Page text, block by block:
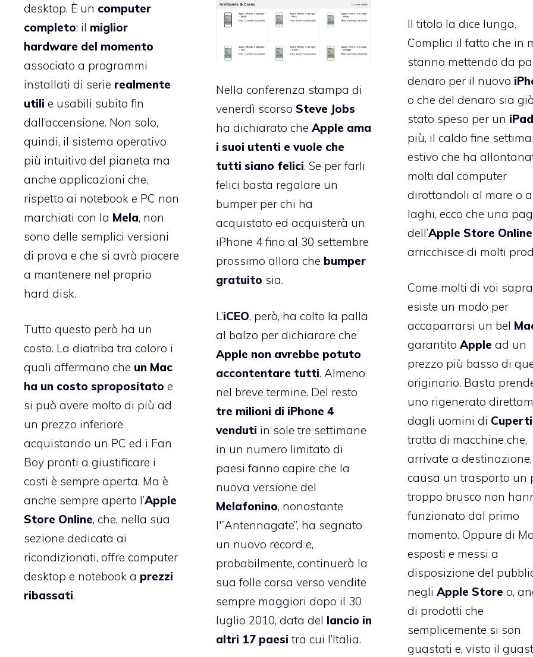
desktop. È un computer
completo: il miglior
hardware del momento
associato a programmi
installati di serie realmente
utili e usabili subito fin
dall’accensione. Non solo,
quindi, il sistema operativo
più intuitivo del pianeta ma
anche applicazioni che,
rispetto ai notebook e PC non
marchiati con la Mela, non
sono delle semplici versioni
di prova e che si avrà piacere
a mantenere nel proprio
hard disk.
Tutto questo però ha un
costo. La diatriba tra coloro i
quali affermano che un Mac
ha un costo spropositato e
si può avere molto di più ad
un prezzo inferiore
acquistando un PC ed i Fan
Boy pronti a giustificare i
costi è sempre aperta. Ma è
anche sempre aperto l’Apple
Store Online, che, nella sua
sezione dedicata ai
ricondizionati, offre computer
desktop e notebook a prezzi
ribassati.
Nella conferenza stampa di
venerdì scorso Steve Jobs
ha dichiarato che Apple ama
i suoi utenti e vuole che
tutti siano felici. Se per farli
felici basta regalare un
bumper per chi ha
acquistato ed acquisterà un
iPhone 4 fino al 30 settembre
prossimo allora che bumper
gratuito sia.
L’iCEO, però, ha colto la palla
al balzo per dichiarare che
Apple non avrebbe potuto
accontentare tutti. Almeno
nel breve termine. Del resto
tre milioni di iPhone 4
venduti in sole tre settimane
in un numero limitato di
paesi fanno capire che la
nuova versione del
Melafonino, nonostante
l'”Antennagate”, ha segnato
un nuovo record e,
probabilmente, continuerà la
sua folle corsa verso vendite
sempre maggiori dopo il 30
luglio 2010, data del lancio in
altri 17 paesi tra cui l’Italia.
Il titolo la dice lunga.
Complici il fatto che in
stanno mettendo da
denaro per il nuovo
o che del denaro sia
stato speso per un
più, il caldo fine
estivo che ha
molti dal computer
dirottandoli al mare o
laghi, ecco che una
dell’Apple Store Online
arricchisce di molti
Come molti di voi
esiste un modo per
accaparrarsi un bel
garantitoApple ad un
prezzo più basso di
originario. Basta
uno rigenerato
dagli uomini di
tratta di macchine che,
arrivate a
causa un trasporto un
troppo brusco non
funzionato dal primo
momento. Oppure di
esposti e messi a
disposizione del
negliApple Store o,
di prodotti che
semplicemente si son
guastati e, visto il